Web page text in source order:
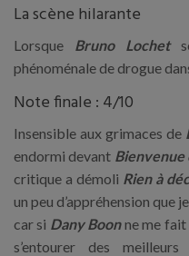
La scène hilarante
Lorsque Bruno Lochet
phénoménale de drogue
Note finale : 4/10
Insensible aux grimaces de
endormi devant Bienvenue
critique a démoli Rien à
un peu d’appréhension que
car si Dany Boonne me fait
s’entourer des